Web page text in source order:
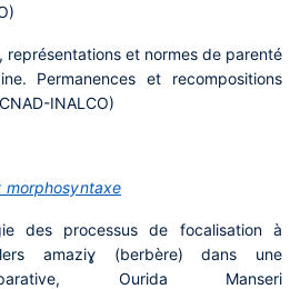
représentations et normes de parenté
Permanences et recompositions
INALCO)
morphosyntaxe
des processus de focalisation à
amaziɣ (berbère) dans une
Ourida Manseri